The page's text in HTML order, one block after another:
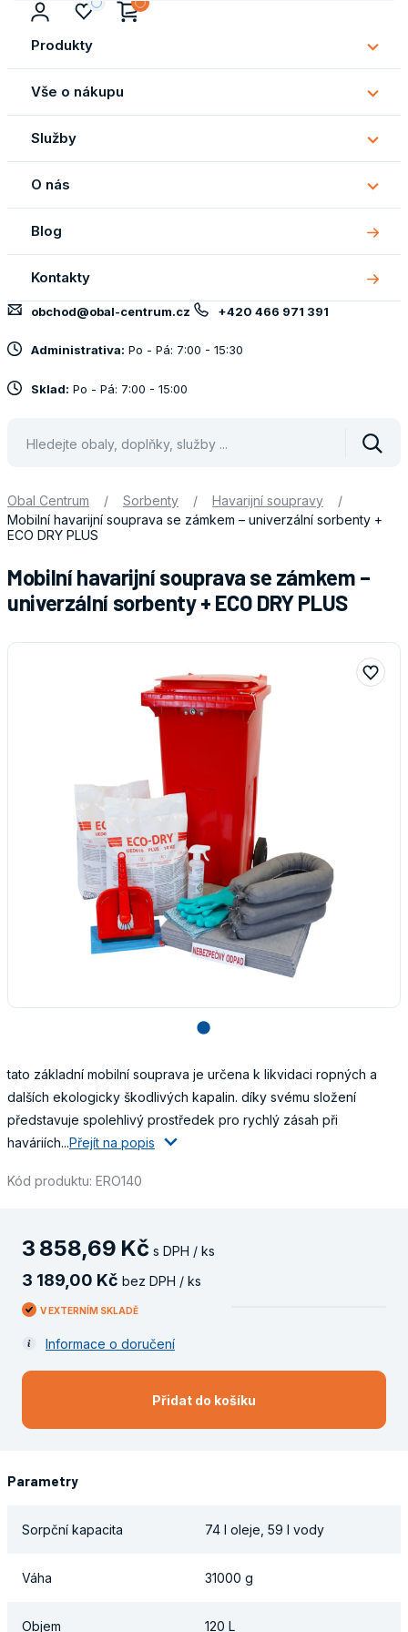
Produkty
Vše o nákupu
Vše
o
Služby
O nás
O
nás
Blog
Kontakty
obchod@obal-centrum.cz +420 466 971 391
Administrativa: Po - Pá: 7:00 - 15:30
Sklad: Po - Pá: 7:00 - 15:00
Obal Centrum / Sorbenty / Havarijní soupravy
/
Mobilní havarijní souprava se zámkem – univerzální sorbenty +
ECO DRY PLUS
Mobilní havarijní souprava se zámkem –
univerzální sorbenty + ECO DRY PLUS
lens
tato základní mobilní souprava je určena k likvidaci ropných a
dalších ekologicky škodlivých kapalin. díky svému složení
představuje spolehlivý prostředek pro rychlý zásah při
haváriích...Přejít na popis
Kód produktu: ERO140
3 858,69 Kč s DPH / ks
3 189 00 Kč bez DPH / ks
V EXTERNÍM SKLADĚ
Informace o doručení
Přidat do košíku
Parametry
Sorpční kapacita 74 l oleje, 59 l vody
Váha 31000 g
Objem 120 L